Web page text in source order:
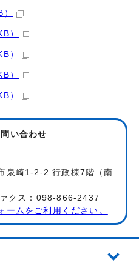
）
）
）
）
い合わせ
崎1-2-2 行政棟7階（南
クス：098-866-2437
ームをご利用ください。